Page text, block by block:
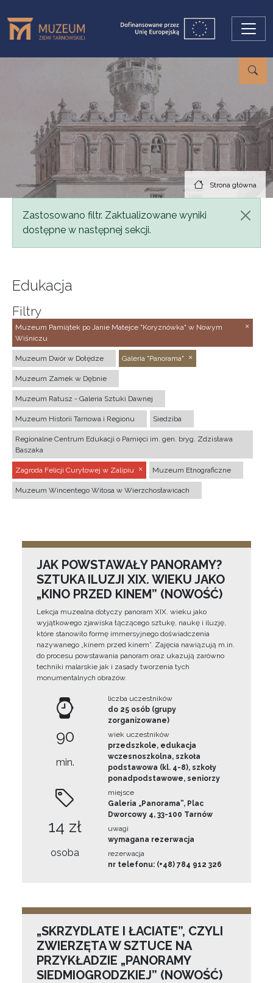
Strona główna
Komunikat
Zastosowano filtr. Zaktualizowane wyniki
dostępne w następnej sekcji.
Edukacja
Filtry
Muzeum Pamiątek po Janie Matejce "Koryznówka" w Nowym
Wiśniczu
Muzeum Dwór w Dołędze Galeria "Panorama"
Muzeum Zamek w Dębnie
Muzeum Ratusz - Galeria Sztuki Dawnej
Muzeum Historii Tarnowa i Regionu Siedziba
Regionalne Centrum Edukacji o Pamięci im. gen. bryg. Zdzisława
Baszaka
Zagroda Felicji Curyłowej w Zalipiu Muzeum Etnograficzne
Muzeum Wincentego Witosa w Wierzchosławicach
JAK POWSTAWAŁY PANORAMY?
SZTUKA ILUZJI XIX. WIEKU JAKO
„KINO PRZED KINEM” (NOWOŚĆ)
Lekcja muzealna dotyczy panoram XIX. wieku jako
wyjątkowego zjawiska łączącego sztukę, naukę i iluzję,
które stanowiło formę immersyjnego doświadczenia
nazywanego „kinem przed kinem”. Zajęcia nawiązują m.in.
do procesu powstawania panoram oraz ukazują zarówno
techniki malarskie jak i zasady tworzenia tych
monumentalnych obrazów.
90
min.
14 zł
osoba
liczba uczestników
do 25 osób (grupy
zorganizowane)
wiek uczestników
przedszkole, edukacja
wczesnoszkolna, szkoła
podstawowa (kl. 4-8), szkoły
ponadpodstawowe, seniorzy
miejsce
Galeria „Panorama”, Plac
Dworcowy 4, 33-100 Tarnów
uwagi
wymagana rezerwacja
rezerwacja
nr telefonu: (+48) 784 912 326
„SKRZYDLATE I ŁACIATE”, CZYLI
ZWIERZĘTA W SZTUCE NA
PRZYKŁADZIE „PANORAMY
SIEDMIOGRODZKIEJ” (NOWOŚĆ)